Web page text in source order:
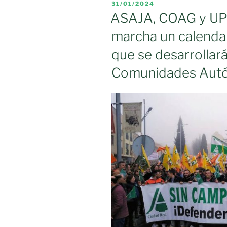
esta
semana
la
crisis
contra
de
la
PAC
y
las
medidas
PUBLICADO
EL
31/01/2024
ASAJA, COAG y
marcha un
que se
Comunidades